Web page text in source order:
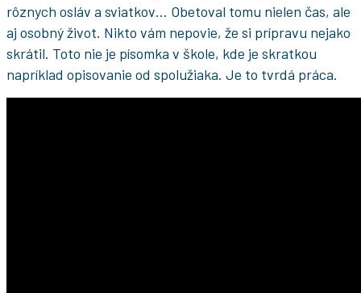
rôznych osláv a sviatkov… Obetoval tomu nielen čas, ale
aj osobný život. Nikto vám nepovie, že si prípravu nejako
skrátil. Toto nie je písomka v škole, kde je skratkou
napríklad opisovanie od spolužiaka. Je to tvrdá práca.